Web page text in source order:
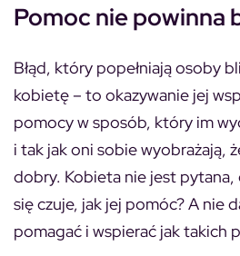
Pomoc nie powinna
Błąd, który popełniają osoby
kobietę – to okazywanie jej
pomocy w sposób, który im
i tak jak oni sobie wyobrażają,
dobry. Kobieta nie jest
się czuje, jak jej pomóc? A nie
pomagać i wspierać jak takich